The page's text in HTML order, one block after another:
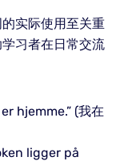
实际使用至关重
习者在日常交流
hjemme.” (我在
ligger på